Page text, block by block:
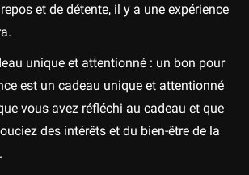
et de détente, il y a une expérience
unique et attentionné : un bon pour
est un cadeau unique et attentionné
vous avez réfléchi au cadeau et que
des intérêts et du bien-être de la